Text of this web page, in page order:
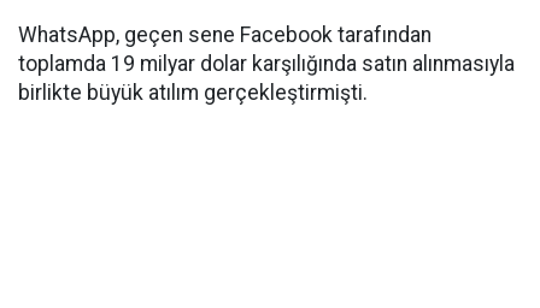
WhatsApp, geçen sene Facebook tarafından
toplamda 19 milyar dolar karşılığında satın alınmasıyla
birlikte büyük atılım gerçekleştirmişti.